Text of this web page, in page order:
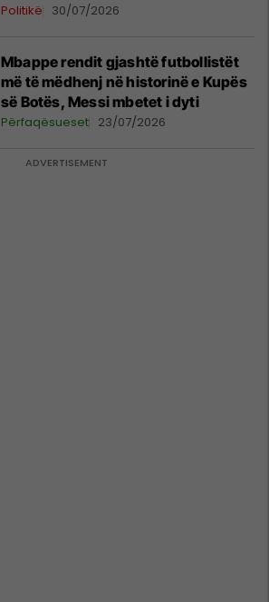
Politikë 30/07/2026
Mbappe rendit gjashtë futbollistët
më të mëdhenj në historinë e Kupës
së Botës, Messi mbetet i dyti
Përfaqësueset 23/07/2026